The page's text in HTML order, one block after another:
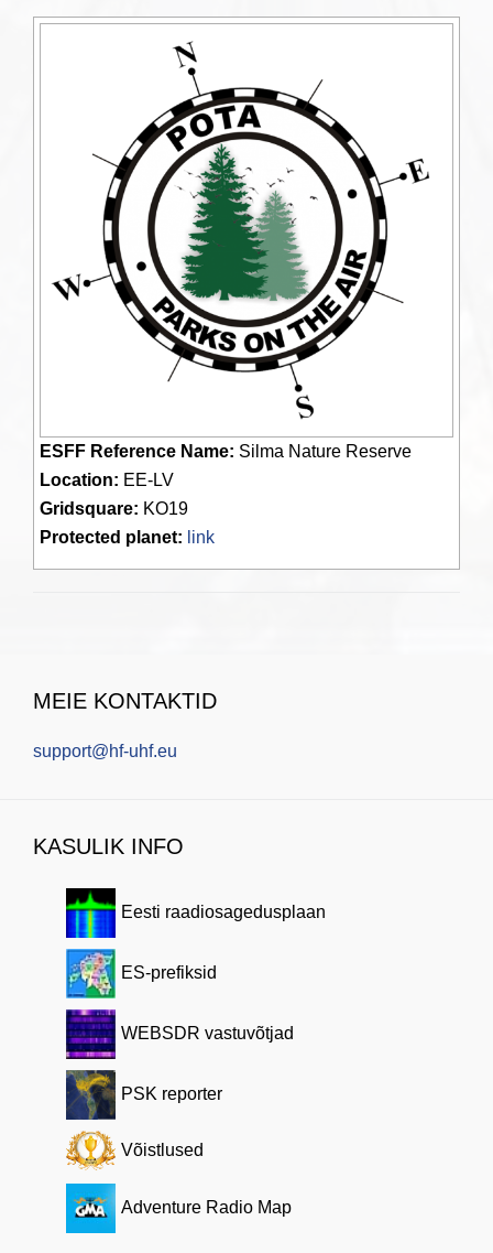
ESFF Reference Name: Silma Nature Reserve
Location: EE-LV
Gridsquare: KO19
Protected planet: link
MEIE KONTAKTID
support@hf-uhf.eu
KASULIK INFO
Eesti raadiosagedusplaan
ES-prefiksid
WEBSDR vastuvõtjad
PSK reporter
Võistlused
Adventure Radio Map